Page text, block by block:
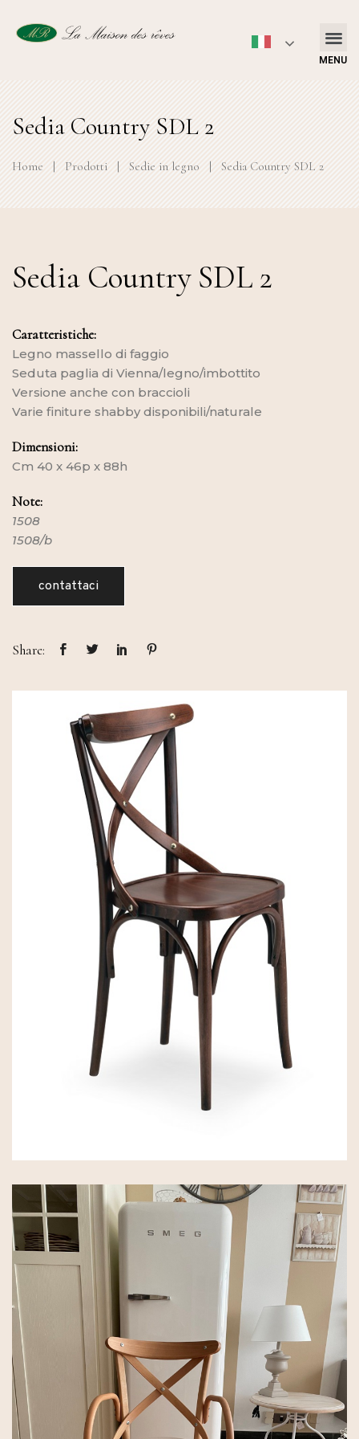
MENU
Sedia Country SDL 2
Home | Prodotti | Sedie in legno | Sedia Country SDL 2
Sedia Country SDL 2
Caratteristiche:
Legno massello di faggio
Seduta paglia di Vienna/legno/imbottito
Versione anche con braccioli
Varie finiture shabby disponibili/naturale
Dimensioni:
Cm 40 x 46p x 88h
Note:
1508
1508/b
contattaci
Share: